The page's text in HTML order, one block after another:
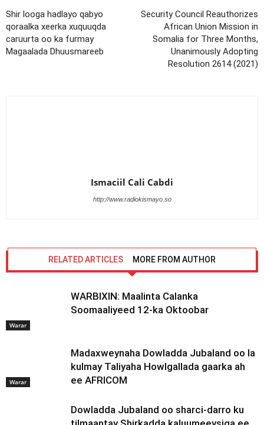
Shir looga hadlayo qabyo
qoraalka xeerka xuquuqda
caruurta oo ka furmay
Magaalada Dhuusmareeb
Security Council Reauthorizes
African Union Mission in
Somalia for Three Months,
Unanimously Adopting
Resolution 2614 (2021)
Ismaciil Cali Cabdi
http://www.radiokismayo.so
RELATED ARTICLES MORE FROM AUTHOR
Warar
WARBIXIN: Maalinta Calanka
Soomaaliyeed 12-ka Oktoobar
Warar
Madaxweynaha Dowladda Jubaland oo la
kulmay Taliyaha Howlgallada gaarka ah
ee AFRICOM
Dowladda Jubaland oo sharci-darro ku